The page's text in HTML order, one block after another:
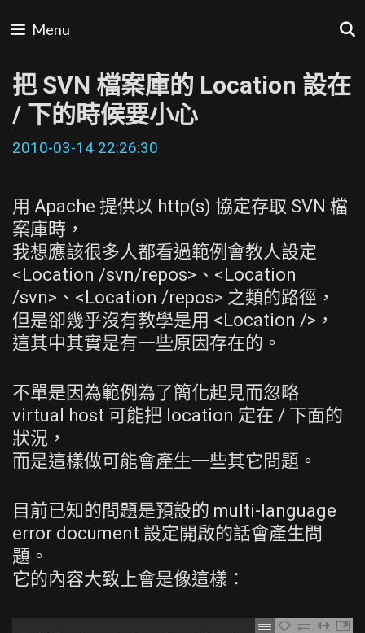
to
Menu
把 SVN 檔案庫的 Location 設在
/ 下的時候要小心
2010-03-14 22:26:30
用 Apache 提供以 http(s) 協定存取 SVN 檔
案庫時，
我想應該很多人都看過範例會教人設定
<Location /svn/repos>、<Location
/svn>、<Location /repos> 之類的路徑，
但是卻幾乎沒有教學是用 <Location />，
這其中其實是有一些原因存在的。
不單是因為範例為了簡化起見而忽略
virtual host 可能把 location 定在 / 下面的
狀況，
而是這樣做可能會產生一些其它問題。
目前已知的問題是預設的 multi-language
error document 設定開啟的話會產生問
題。
它的內容大致上會是像這樣：